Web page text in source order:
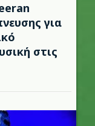
για
στις